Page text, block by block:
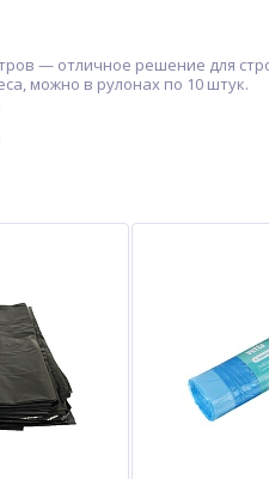
— отличное решение для
можно в рулонах по 10 штук.